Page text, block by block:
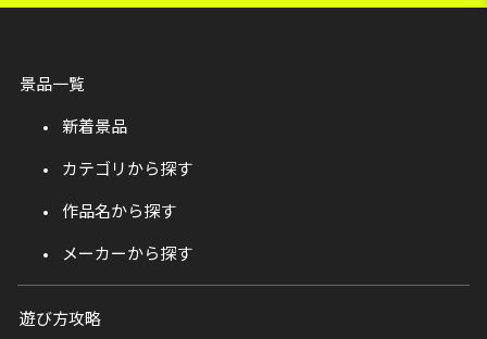
景品一覧
新着景品
カテゴリから探す
作品名から探す
メーカーから探す
遊び方攻略